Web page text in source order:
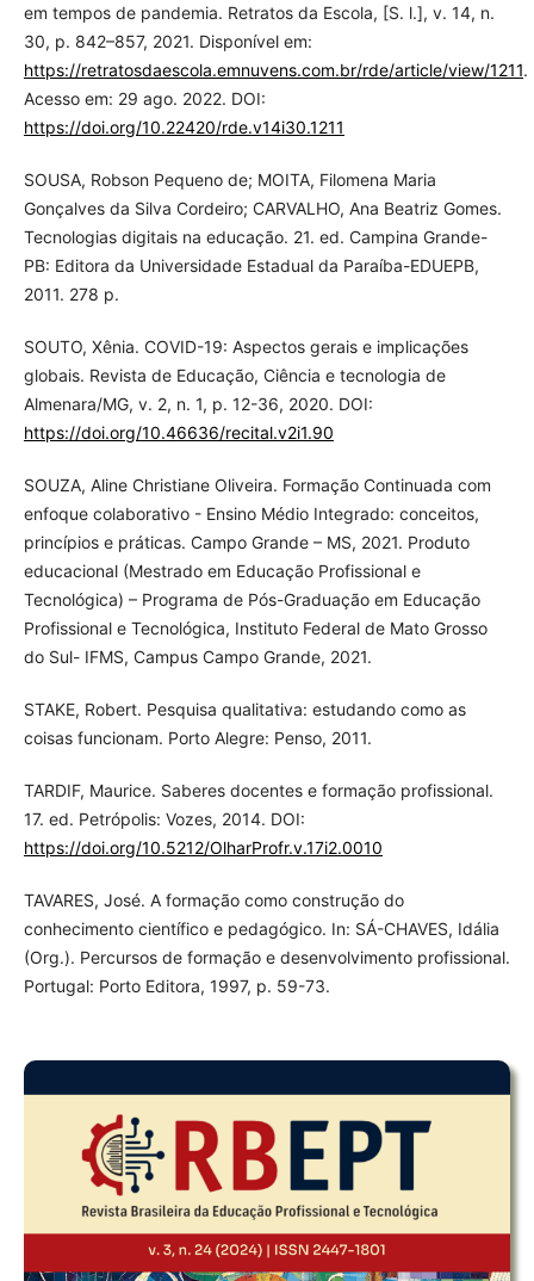
em tempos de pandemia. Retratos da Escola, [S. l.], v. 14, n.
30, p. 842–857, 2021. Disponível em:
https://retratosdaescola.emnuvens.com.br/rde/article/view/1211.
Acesso em: 29 ago. 2022. DOI:
https://doi.org/10.22420/rde.v14i30.1211
SOUSA, Robson Pequeno de; MOITA, Filomena Maria
Gonçalves da Silva Cordeiro; CARVALHO, Ana Beatriz Gomes.
Tecnologias digitais na educação. 21. ed. Campina Grande-
PB: Editora da Universidade Estadual da Paraíba-EDUEPB,
2011. 278 p.
SOUTO, Xênia. COVID-19: Aspectos gerais e implicações
globais. Revista de Educação, Ciência e tecnologia de
Almenara/MG, v. 2, n. 1, p. 12-36, 2020. DOI:
https://doi.org/10.46636/recital.v2i1.90
SOUZA, Aline Christiane Oliveira. Formação Continuada com
enfoque colaborativo - Ensino Médio Integrado: conceitos,
princípios e práticas. Campo Grande – MS, 2021. Produto
educacional (Mestrado em Educação Profissional e
Tecnológica) – Programa de Pós-Graduação em Educação
Profissional e Tecnológica, Instituto Federal de Mato Grosso
do Sul- IFMS, Campus Campo Grande, 2021.
STAKE, Robert. Pesquisa qualitativa: estudando como as
coisas funcionam. Porto Alegre: Penso, 2011.
TARDIF, Maurice. Saberes docentes e formação profissional.
17. ed. Petrópolis: Vozes, 2014. DOI:
https://doi.org/10.5212/OlharProfr.v.17i2.0010
TAVARES, José. A formação como construção do
conhecimento científico e pedagógico. In: SÁ-CHAVES, Idália
(Org.). Percursos de formação e desenvolvimento profissional.
Portugal: Porto Editora, 1997, p. 59-73.